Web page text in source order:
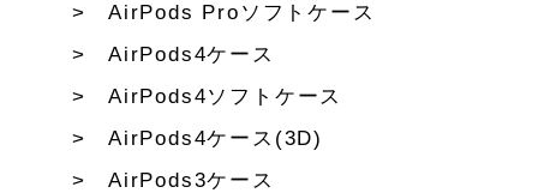
AirPods Proソフトケース
AirPods4ケース
AirPods4ソフトケース
AirPods4ケース(3D)
AirPods3ケース